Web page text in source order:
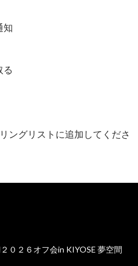
知
る
ングリストに追加してくださ
２６オフ会in KIYOSE 夢空間